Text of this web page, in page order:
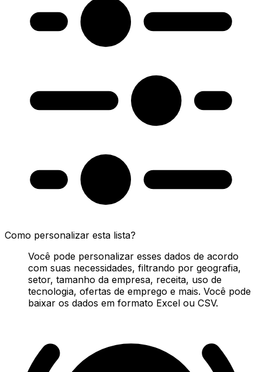
Como personalizar esta lista?
Você pode personalizar esses dados de acordo
com suas necessidades, filtrando por geografia,
setor, tamanho da empresa, receita, uso de
tecnologia, ofertas de emprego e mais. Você pode
baixar os dados em formato Excel ou CSV.